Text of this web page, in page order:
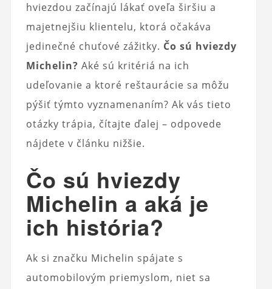
hviezdou začínajú lákať oveľa širšiu a
majetnejšiu klientelu, ktorá očakáva
jedinečné chuťové zážitky. Čo sú hviezdy
Michelin? Aké sú kritériá na ich
udeľovanie a ktoré reštaurácie sa môžu
pýšiť týmto vyznamenaním? Ak vás tieto
otázky trápia, čítajte ďalej – odpovede
nájdete v článku nižšie.
Čo sú hviezdy
Michelin a aká je
ich história?
Ak si značku Michelin spájate s
automobilovým priemyslom, niet sa